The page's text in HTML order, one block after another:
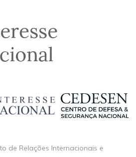
de Relações Internacionais e